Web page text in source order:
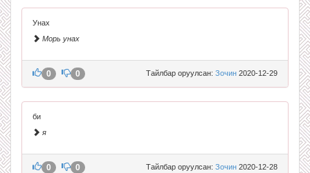
Унах
Морь унах
Тайлбар оруулсан: Зочин 2020-12-29
0 0
би
я
Тайлбар оруулсан: Зочин 2020-12-28
0 0